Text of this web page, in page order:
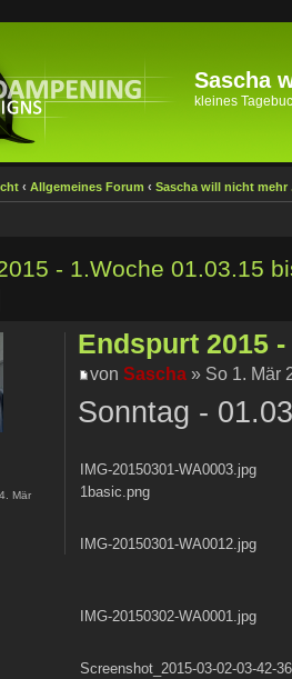
Sascha
kleines
‹ Allgemeines Forum ‹ Sascha will nicht mehr
- 1.Woche 01.03.15
Endspurt 2015
vonSascha » So 1. Mär
Sonntag -
IMG-20150301-WA0003.jpg
1basic.png
IMG-20150301-WA0012.jpg
IMG-20150302-WA0001.jpg
Screenshot_2015-03-02-03-42-
Mär